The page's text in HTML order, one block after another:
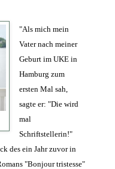
"Als mich mein
Vater nach meiner
Geburt im UKE in
Hamburg zum
ersten Mal sah,
sagte er: "Die wird
mal
Schriftstellerin!"
des ein Jahr zuvor in
"Bonjour tristesse"